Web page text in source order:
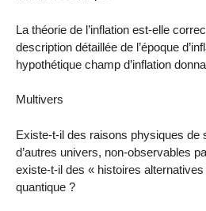
La théorie de l’inflation est-elle
description détaillée de l’époque
hypothétique champ d’inflation
Multivers
Existe-t-il des raisons physiques de
d’autres univers, non-observables
existe-t-il des « histoires
quantique ?